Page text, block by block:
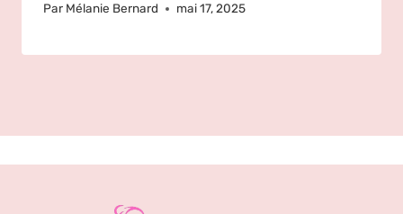
Par Mélanie Bernard mai 17, 2025